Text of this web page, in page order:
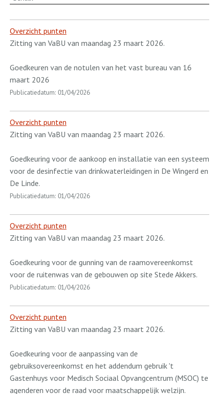
Overzicht punten
Zitting van VaBU van maandag 23 maart 2026.
Goedkeuren van de notulen van het vast bureau van 16
maart 2026
Publicatiedatum: 01/04/2026
Overzicht punten
Zitting van VaBU van maandag 23 maart 2026.
Goedkeuring voor de aankoop en installatie van een systeem
voor de desinfectie van drinkwaterleidingen in De Wingerd en
De Linde.
Publicatiedatum: 01/04/2026
Overzicht punten
Zitting van VaBU van maandag 23 maart 2026.
Goedkeuring voor de gunning van de raamovereenkomst
voor de ruitenwas van de gebouwen op site Stede Akkers.
Publicatiedatum: 01/04/2026
Overzicht punten
Zitting van VaBU van maandag 23 maart 2026.
Goedkeuring voor de aanpassing van de
gebruiksovereenkomst en het addendum gebruik 't
Gastenhuys voor Medisch Sociaal Opvangcentrum (MSOC) te
agenderen voor de raad voor maatschappelijk welzijn.